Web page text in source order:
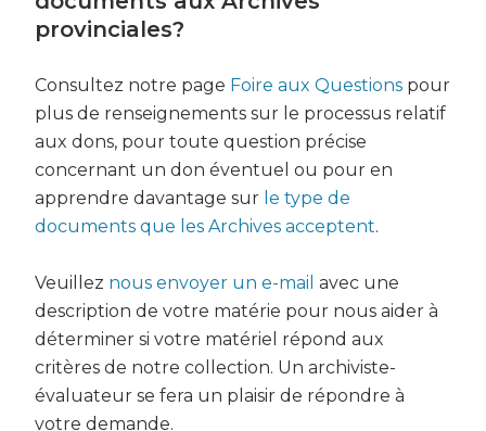
provinciales?
Consultez notre page Foire aux Questions pour
plus de renseignements sur le processus relatif
aux dons, pour toute question précise
concernant un don éventuel ou pour en
apprendre davantage sur le type de
documents que les Archives acceptent.
Veuillez nous envoyer un e-mail avec une
description de votre matérie pour nous aider à
déterminer si votre matériel répond aux
critères de notre collection. Un archiviste-
évaluateur se fera un plaisir de répondre à
votre demande.